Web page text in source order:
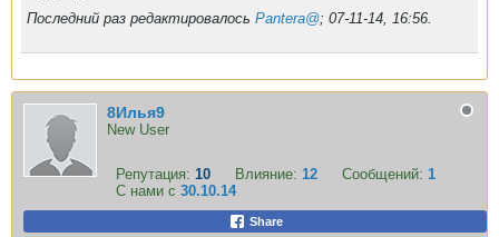
Последний раз редактировалось Pantera@; 07-11-14, 16:56
8Илья9
New User
Репутация: 10 Влияние: 12 Сообщений: 1
С нами с 30.10.14
Share